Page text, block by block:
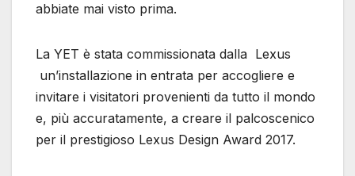
abbiate mai visto prima.
La YET è stata commissionata dalla Lexus
un’installazione in entrata per accogliere e
invitare i visitatori provenienti da tutto il mondo
e, più accuratamente, a creare il palcoscenico
per il prestigioso Lexus Design Award 2017.